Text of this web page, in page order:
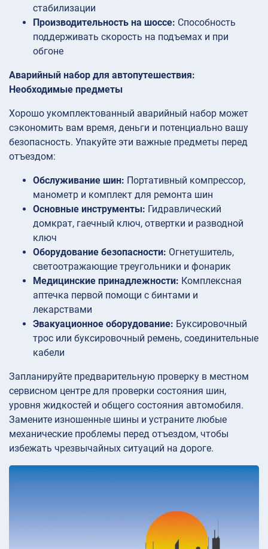
стабилизации
Производительность на шоссе: Способность
поддерживать скорость на подъемах и при
обгоне
Аварийный набор для автопутешествия:
Необходимые предметы
Хорошо укомплектованный аварийный набор может
сэкономить вам время, деньги и потенциально вашу
безопасность. Упакуйте эти важные предметы перед
отъездом:
Обслуживание шин: Портативный компрессор,
манометр и комплект для ремонта шин
Основные инструменты: Гидравлический
домкрат, гаечный ключ, отвертки и разводной
ключ
Оборудование безопасности: Огнетушитель,
светоотражающие треугольники и фонарик
Медицинские принадлежности: Комплексная
аптечка первой помощи с бинтами и
лекарствами
Эвакуационное оборудование: Буксировочный
трос или буксировочный ремень, соединительные
кабели
Запланируйте предварительную проверку в местном
сервисном центре для проверки состояния шин,
уровня жидкостей и общего состояния автомобиля.
Замените изношенные шины и устраните любые
механические проблемы перед отъездом, чтобы
избежать чрезвычайных ситуаций на дороге.